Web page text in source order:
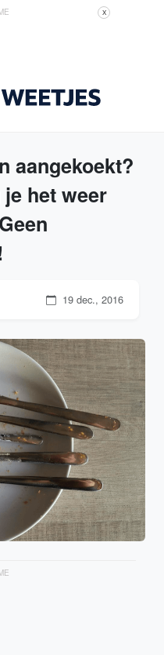
X
aangekoekt?
het weer
19 dec., 2016